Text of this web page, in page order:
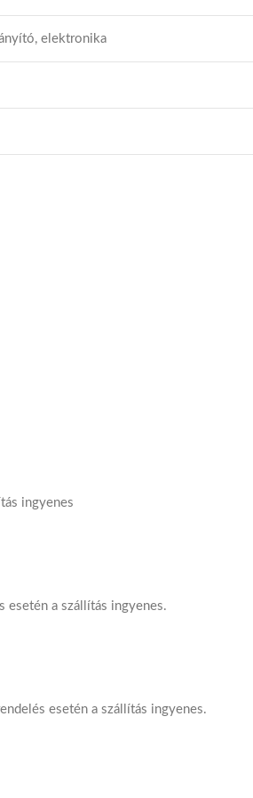
elektronika
ingyenes
a szállítás ingyenes.
esetén a szállítás ingyenes.